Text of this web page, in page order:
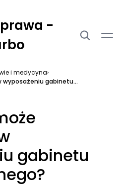
-
i medycyna›
wyposażeniu gabinetu...
gabinetu